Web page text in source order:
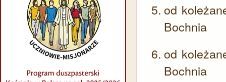
od
Bochnia
od
Bochnia